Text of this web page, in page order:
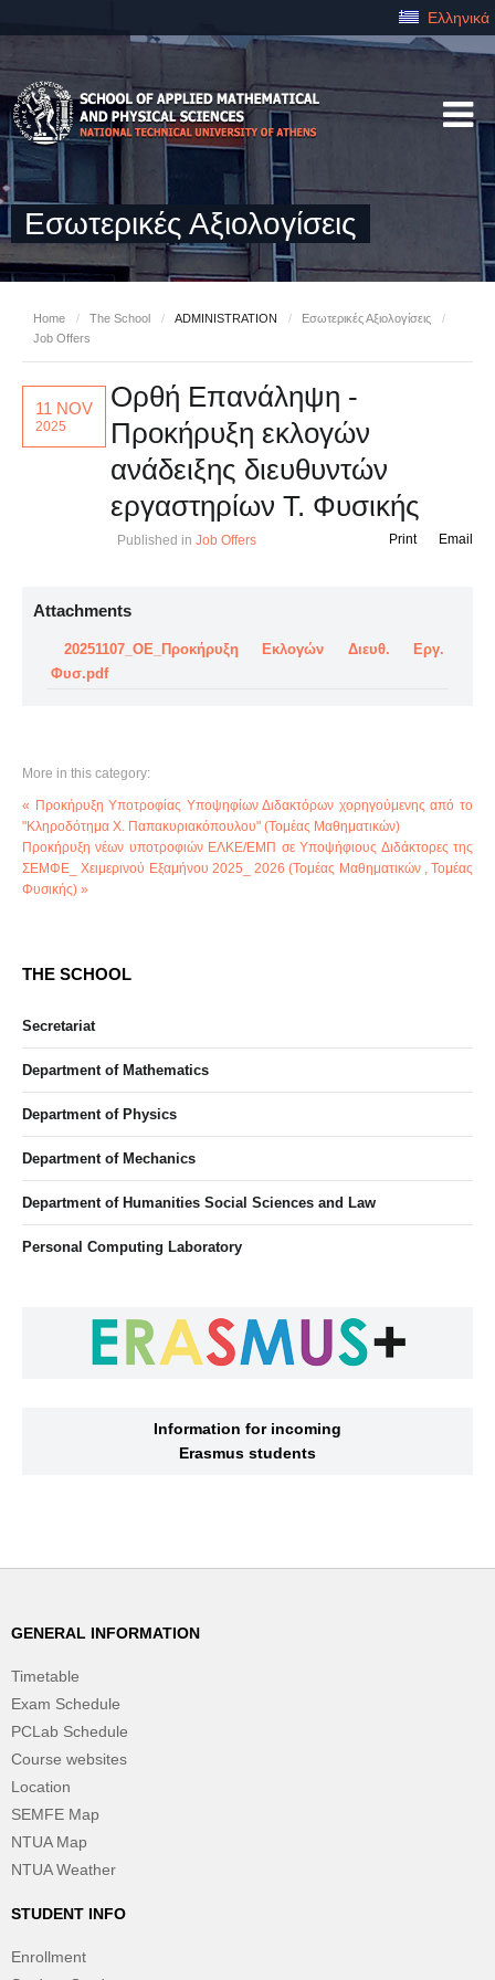
Ελληνικά
Εσωτερικές Αξιολογίσεις
Home / The School / ADMINISTRATION / Εσωτερικές Αξιολογίσεις
/
Job Offers
11 NOV
2025
Ορθή Επανάληψη -
Προκήρυξη εκλογών
ανάδειξης διευθυντών
εργαστηρίων Τ. Φυσικής
Published in Job Offers Email
Print
Attachments
20251107_ΟΕ_Προκήρυξη Εκλογών Διευθ. Εργ.
Φυσ.pdf
More in this category:
« Προκήρυξη Υποτροφίας Υποψηφίων Διδακτόρων χορηγούμενης από το
"Κληροδότημα Χ. Παπακυριακόπουλου" (Τομέας Μαθηματικών)
Προκήρυξη νέων υποτροφιών ΕΛΚΕ/ΕΜΠ σε Υποψήφιους Διδάκτορες της
ΣΕΜΦΕ_ Xειμερινού Εξαμήνου 2025_ 2026 (Τομέας Μαθηματικών , Τομέας
Φυσικής) »
THE SCHOOL
Secretariat
Department of Mathematics
Department of Physics
Department of Mechanics
Department of Humanities Social Sciences and Law
Personal Computing Laboratory
Information for incoming
Erasmus students
GENERAL INFORMATION
Timetable
Exam Schedule
PCLab Schedule
Course websites
Location
SEMFE Map
NTUA Map
NTUA Weather
STUDENT INFO
Enrollment